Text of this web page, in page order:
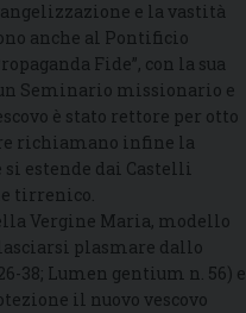
e la vastità
anche al Pontificio
Fide”, con la sua
Seminario missionario e
è stato rettore per otto
richiamano infine la
si estende dai Castelli
tirrenico.
Vergine Maria, modello
plasmare dallo
38; Lumen gentium n. 56) e
il nuovo vescovo